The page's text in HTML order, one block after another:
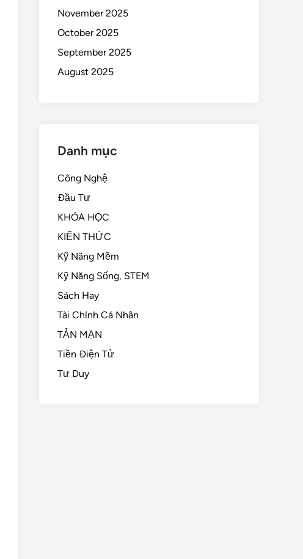
November 2025
October 2025
September 2025
August 2025
Danh mục
Công Nghệ
Đầu Tư
KHÓA HỌC
KIẾN THỨC
Kỹ Năng Mềm
Kỹ Năng Sống, STEM
Sách Hay
Tài Chính Cá Nhân
TẢN MẠN
Tiền Điện Tử
Tư Duy